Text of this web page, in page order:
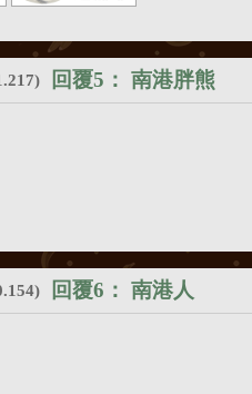
回覆5： 南港胖熊
回覆6： 南港人